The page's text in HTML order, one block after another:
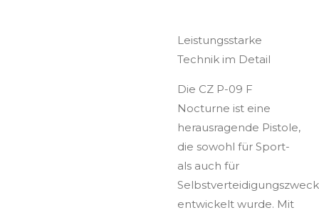
Leistungsstarke
Technik im Detail
Die CZ P-09 F
Nocturne ist eine
herausragende Pistole,
die sowohl für Sport-
als auch für
entwickelt wurde. Mit